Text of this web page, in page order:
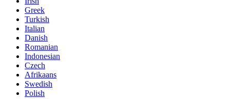
Greek
Turkish
Italian
Danish
Romanian
Indonesian
Czech
Afrikaans
Swedish
Polish